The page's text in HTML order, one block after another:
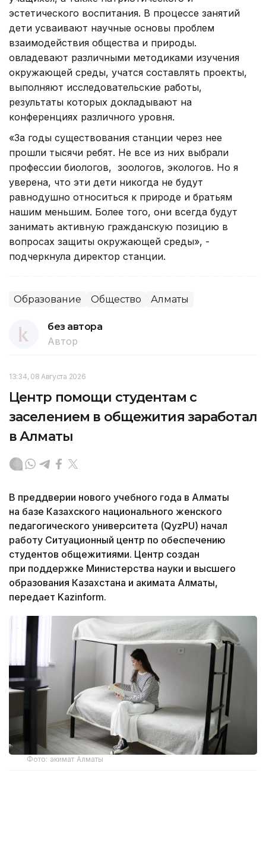
эстетического воспитания. В процессе занятий
дети усваивают научные основы проблем
взаимодействия общества и природы.
овладевают различными методиками изучения
окружающей среды, учатся составлять проекты,
выполняют исследовательские работы,
результаты которых докладывают на
конференциях различного уровня.
«За годы существования станции через нее
прошли тысячи ребят. Не все из них выбрали
профессии биологов, зоологов, экологов. Но я
уверена, что эти дети никогда не будут
равнодушно относиться к природе и братьям
нашим меньшим. Более того, они всегда будут
занимать активную гражданскую позицию в
вопросах защиты окружающей среды», -
подчеркнула директор станции.
Образование Общество Алматы
без автора
Автор
13:34, 08 Августа 2026
Центр помощи студентам с
заселением в общежития заработал
в Алматы
В преддверии нового учебного года в Алматы
на базе Казахского национального женского
педагогического университета (QyzPU) начал
работу Ситуационный центр по обеспечению
студентов общежитиями. Центр создан
при поддержке Министерства науки и высшего
образования Казахстана и акимата Алматы,
передает Kazinform.
Фото: акимат Алматы